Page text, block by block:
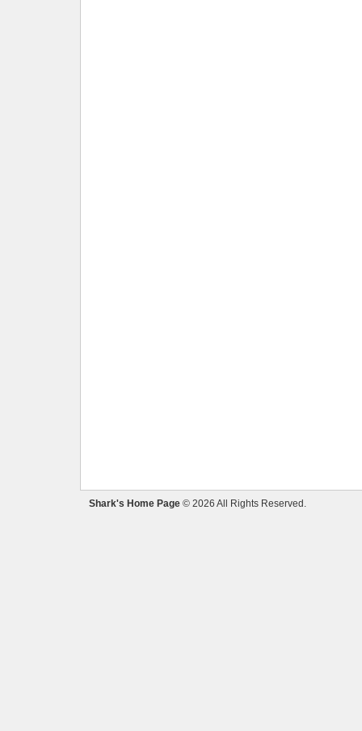
Shark's Home Page © 2026 All Rights Reserved.